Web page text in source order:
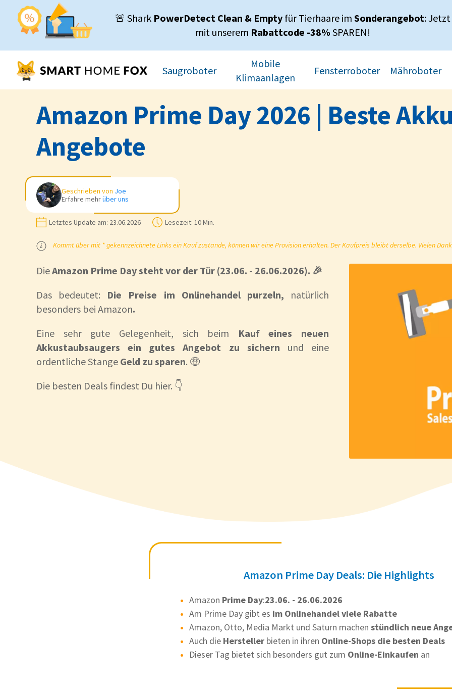
🚨 Shark PowerDetect Clean & Empty für Tierhaare imSonderangebot: Jetzt
mit unserem Rabattcode -38% SPAREN!
Saugroboter
Mobile
Klimaanlagen
Fensterroboter Mähroboter
Amazon Prime Day 2026 | Beste
Angebote
Geschrieben von Joe
Erfahre mehrüber uns
Letztes Update am: 23.06.2026 Lesezeit: 10 Min.
Kommt über mit * gekennzeichnete Links ein Kauf zustande, können wir eine Provision erhalten. Der Kaufpreis bleibt derselbe. Vielen
DieAmazon Prime Day steht vor der Tür (23.06. - 26.06.2026). 🎉
Das bedeutet: Die Preise im Onlinehandel purzeln, natürlich
besonders bei Amazon.
Eine sehr gute Gelegenheit, sich beim Kauf eines neuen
Akkustaubsaugers ein gutes Angebot zu sichern und eine
ordentliche Stange Geld zu sparen. 🤑
Die besten Deals findest Du hier. 👇
Amazon Prime Day Deals: Die Highlights
Amazon Prime Day:23.06. - 26.06.2026
Am Prime Day gibt es im Onlinehandel viele Rabatte
Amazon, Otto, Media Markt und Saturn machen stündlich neue
Auch dieHerstellerbieten in ihren Online-Shops die besten Deals
Dieser Tag bietet sich besonders gut zum Online-Einkaufen an